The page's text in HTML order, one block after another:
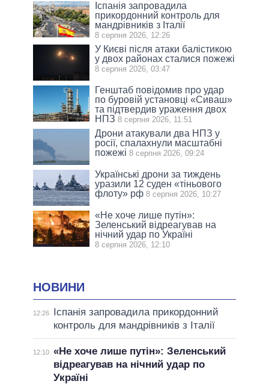
Іспанія запровадила
прикордонний контроль для
мандрівників з Італії
8 серпня 2026, 12:26
У Києві після атаки балістикою
у двох районах сталися пожежі
8 серпня 2026, 03:47
Генштаб повідомив про удар
по буровій установці «Сиваш»
та підтвердив ураження двох
НПЗ 8 серпня 2026, 11:51
Дрони атакували два НПЗ у
росії, спалахнули масштабні
пожежі 8 серпня 2026, 09:24
Українські дрони за тиждень
уразили 12 суден «тіньового
флоту» рф 8 серпня 2026, 10:27
«Не хоче лише путін»:
Зеленський відреагував на
нічний удар по Україні
8 серпня 2026, 12:10
НОВИНИ
12:26
Іспанія запровадила прикордонний
контроль для мандрівників з Італії
12:10 «Не хоче лише путін»: Зеленський
відреагував на нічний удар по
Україні